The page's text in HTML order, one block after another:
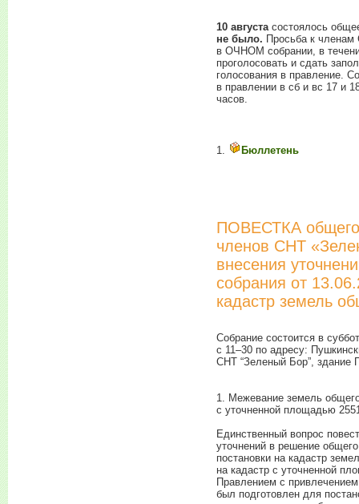
10 августасостоялось
не было. Просьба к членам
в ОЧНОМ собрании, в
проголосовать и сдать
голосования в правление.
в правлении в сб и вс 17 и
часов.
1. Бюллетень
ПОВЕСТКА общего
членов СНТ
внесения
собрания от
кадастр земель
Собрание состоится в
с 11–30 по адресу:
СНТ “Зеленый Бор”, здание
1. Межевание земель
с уточненной площадью
Единственный вопрос
уточнений в решение
постановки на кадастр
на кадастр с уточненной
Правлением с
был подготовлен для